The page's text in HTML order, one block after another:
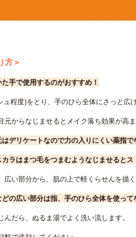
方＞
手で使用するのがおすすめ！
ュ程度)をとり、手のひら全体にさっと広げ
元からなじませるとメイク落ち効果が高ま
デリケートなので力の入りにくい薬指で
ラはまつ毛をつまむようなじませるとス
広い部分から、肌の上で軽くらせんを描
の広い部分は指、手のひら全体を使って
んだら、ぬるま湯でよく洗い流します。